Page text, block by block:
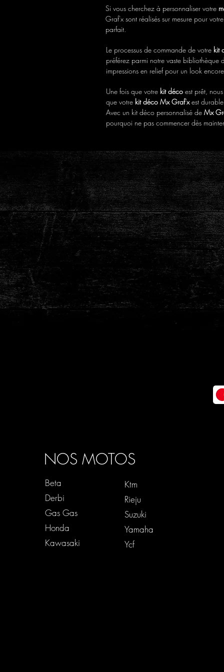
Si vous cherchez à personnaliser votre
Graf'x sont réalisés sur mesure pour votre
parfait.
Le processus de commande de votre kit
préférez parmi notre vaste bibliothèque
impressions en relief pour un look
Une fois que votre kit déco est prêt,
que votre kit déco Mx Graf'xest durable
Avec un kit déco personnalisé de Mx
pourquoi ne pas commencer dès
NOS MOTOS
Beta
Derbi
Gas Gas
Honda
Kawasaki
Ktm
Rieju
Suzuki
Yamaha
Ycf